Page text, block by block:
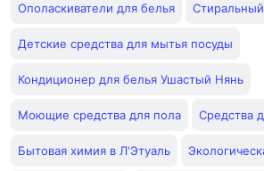
Ополаскиватели для белья
Детские средства для мытья посуды
Кондиционер для белья Ушастый Нянь
Моющие средства для пола Средства
Бытовая химия в Л'Этуаль